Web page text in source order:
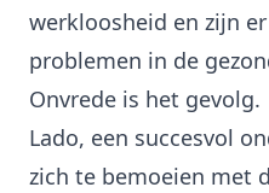
werkloosheid en zijn
problemen in de
Onvrede is het gevolg.
Lado, een succesvol
zich te bemoeien met